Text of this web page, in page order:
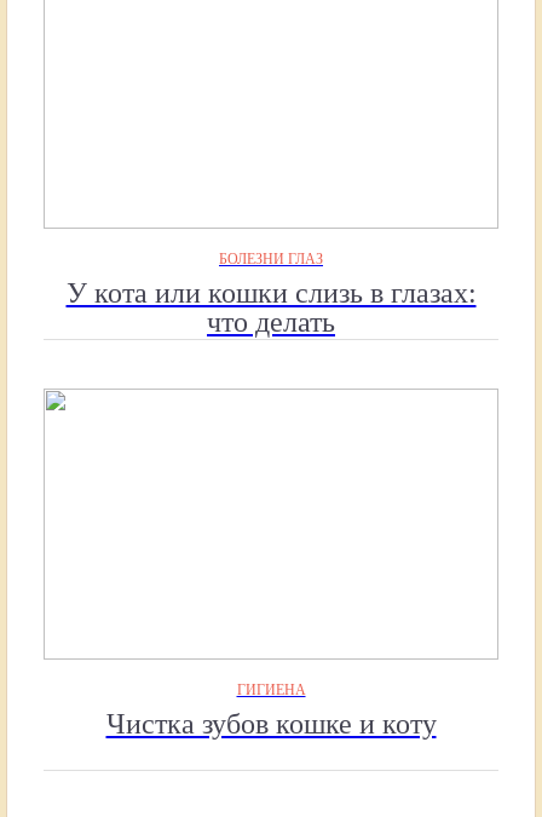
БОЛЕЗНИ ГЛАЗ
У кота или кошки слизь в глазах:
что делать
ГИГИЕНА
Чистка зубов кошке и коту